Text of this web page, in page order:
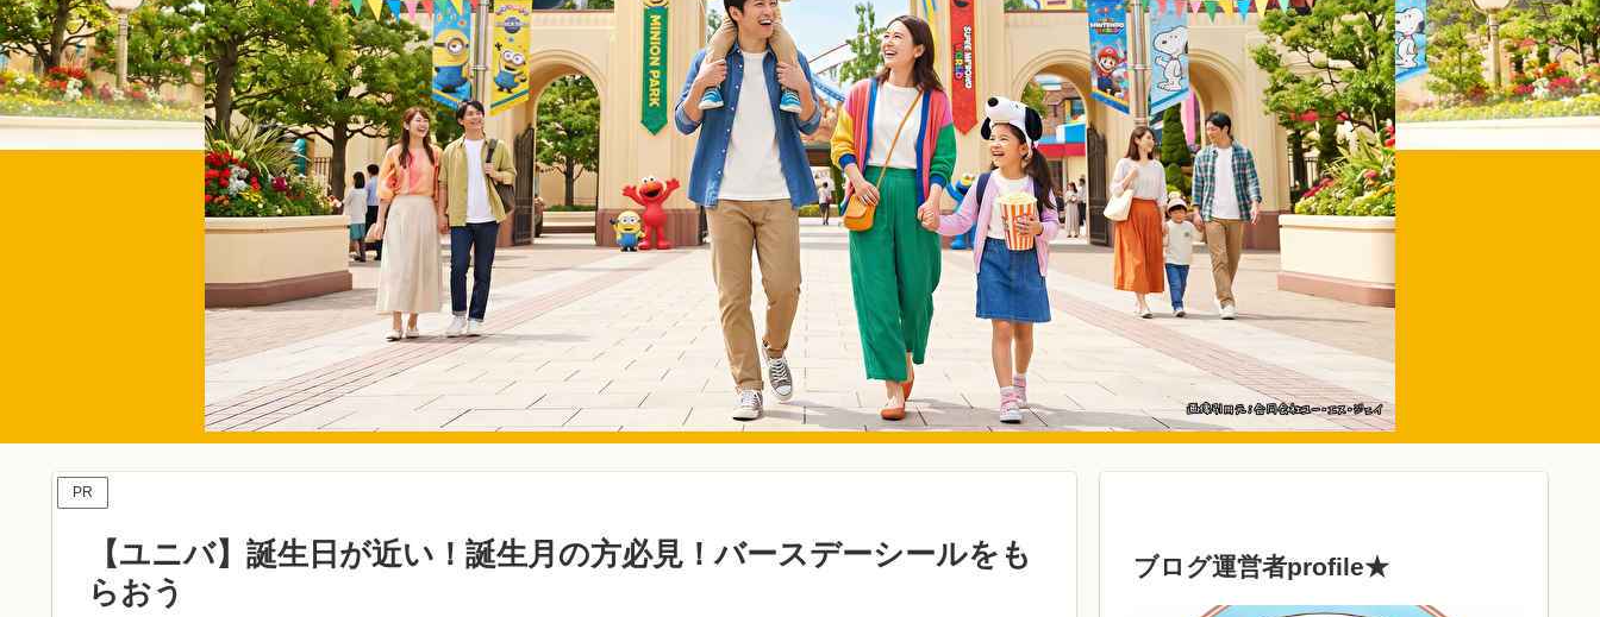
PR
【ユニバ】誕生日が近い！誕生月の方必見！バースデーシールをも
らおう
ブログ運営者profile★